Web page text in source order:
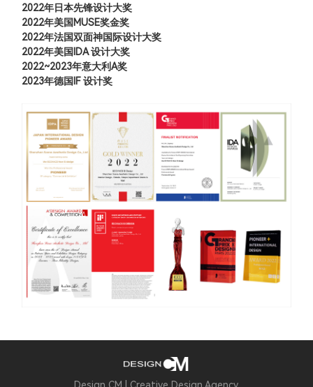
2022年日本先锋设计大奖
2022年美国MUSE奖金奖
2022年法国双面神国际设计大奖
2022年美国IDA 设计大奖
2022~2023年意大利A奖
2023年德国IF 设计奖